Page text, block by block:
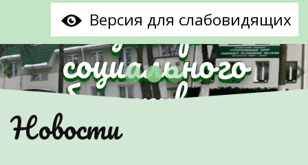
Версия для слабовидящих
центр
социального
обслуживания
населения
Предыдущий
Новости